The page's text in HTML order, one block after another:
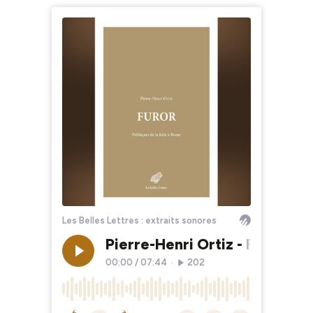
Les Belles Lettres : extraits sonores
Pierre-Henri Ortiz - Furor.
00:00 / 07:44 202